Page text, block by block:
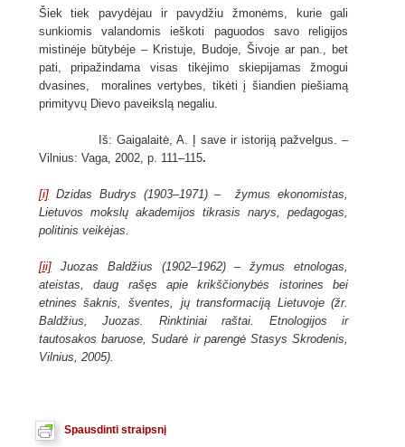
Šiek tiek pavydėjau ir pavydžiu žmonėms, kurie gali
sunkiomis valandomis ieškoti paguodos savo religijos
mistinėje būtybėje – Kristuje, Budoje, Šivoje ar pan., bet
pati, pripažindama visas tikėjimo skiepijamas žmogui
dvasines, moralines vertybes, tikėti į šiandien piešiamą
primityvų Dievo paveikslą negaliu.
Iš: Gaigalaitė, A.
Į save ir istoriją pažvelgus. –
Vilnius: Vaga, 2002, p. 111–115.
[i]Dzidas Budrys (1903–1971) – žymus ekonomistas,
Lietuvos mokslų akademijos tikrasis narys, pedagogas,
politinis veikėjas.
[ii]Juozas Baldžius (1902–1962) – žymus etnologas,
ateistas, daug rašęs apie krikščionybės istorines bei
etnines šaknis, šventes, jų transformaciją Lietuvoje (žr.
Baldžius, Juozas. Rinktiniai raštai. Etnologijos ir
tautosakos baruose, Sudarė ir parengė Stasys Skrodenis,
Vilnius, 2005).
Spausdinti straipsnį